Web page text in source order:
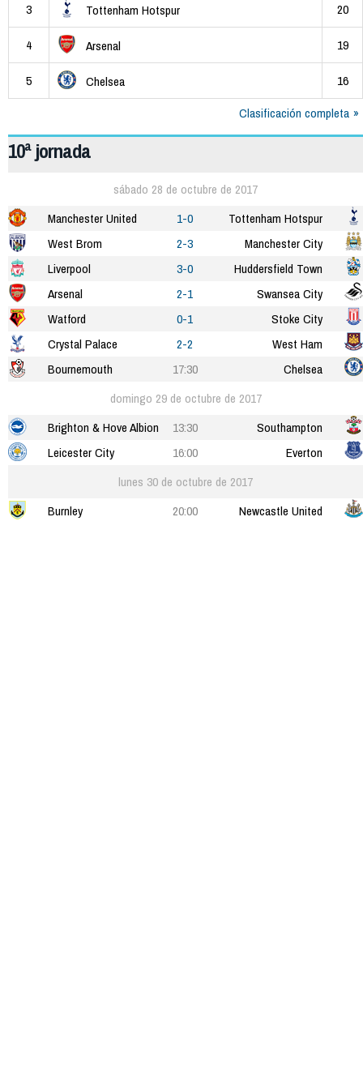
3 Tottenham Hotspur 20
4 Arsenal 19
5 Chelsea
16
Clasificación completa
10ª jornada
sábado 28 de octubre de 2017
Manchester United
1-0
Tottenham Hotspur
West Brom
2-3
Manchester City
Liverpool
3-0
Huddersfield Town
Arsenal
2-1
Swansea City
Watford
0-1
Stoke City
Crystal Palace
2-2
West Ham
Bournemouth
17:30
Chelsea
domingo 29 de octubre de 2017
Brighton & Hove Albion
13:30
Southampton
Leicester City
16:00
Everton
lunes 30 de octubre de 2017
Burnley
20:00 Newcastle United